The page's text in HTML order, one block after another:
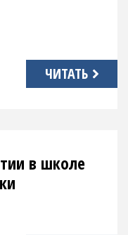
ЧИТАТЬ
в школе